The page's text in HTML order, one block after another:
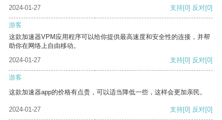
2024-01-27
支持[0] 反对[0]
游客
这款加速器VPM应用程序可以给你提供最高速度和安全性的连接，并帮
助你在网络上自由移动。
2024-01-27
支持[0] 反对[0]
游客
这款加速器app的价格有点贵，可以适当降低一些，这样会更加亲民。
2024-01-27 支持[0] 反对[0]